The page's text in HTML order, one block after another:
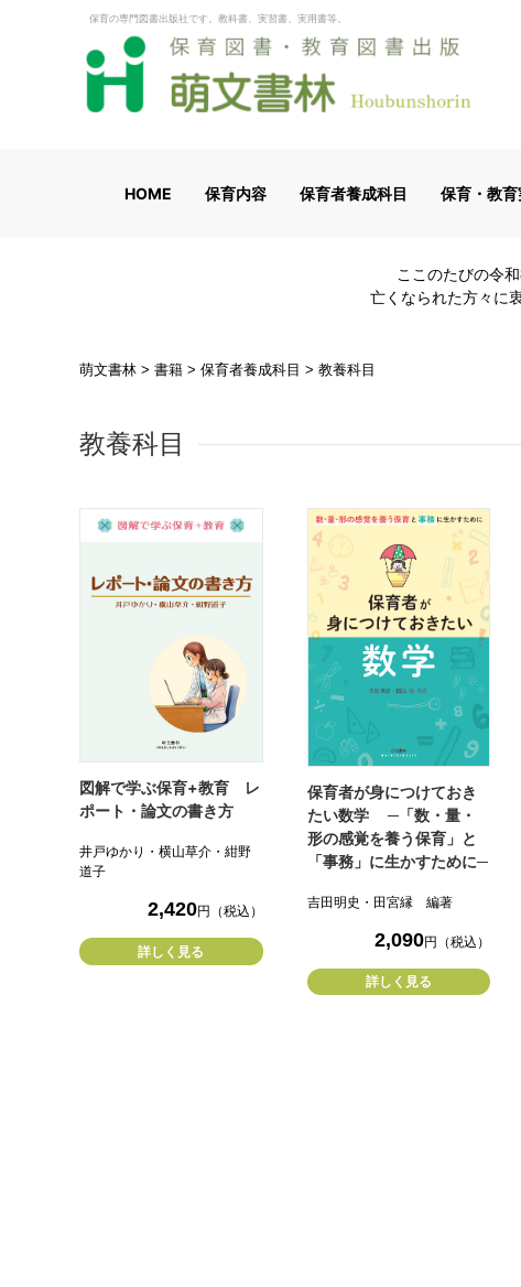
保育の専門図書出版社です。教科書、実習書、実用書等。
HOME 保育内容 保育者養成科目 保育・教
ここのたびの令
亡くなられた方々に
萌文書林 > 書籍 > 保育者養成科目 > 教養科目
教養科目
図解で学ぶ保育+教育 レ
ポート・論文の書き方
井戸ゆかり・横山草介・紺野
道子
2,420円（税込）
詳しく見る
保育者が身につけておき
たい数学 ─「数・量・
形の感覚を養う保育」と
「事務」に生かすために─
吉田明史・田宮縁 編著
2,090円（税込）
詳しく見る